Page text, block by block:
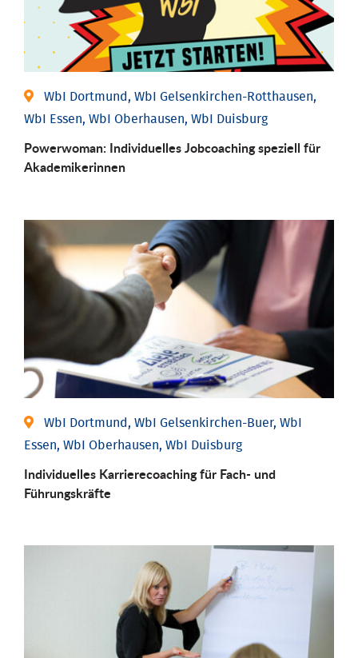
WbI Dortmund, WbI Gelsenkirchen-Rotthausen,
WbI Essen, WbI Oberhausen, WbI Duisburg
Powerwoman: Individu­elles Job­coaching speziell für
Aka­demiker­innen
WbI Dortmund, WbI Gelsenkirchen-Buer, WbI
Essen, WbI Oberhausen, WbI Duisburg
Individu­elles Karrierecoaching für Fach-­ und
Führungs­kräfte